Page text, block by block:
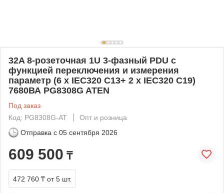
32A 8-розеточная 1U 3-фазный PDU с
функцией переключения и измерения
параметр (6 x IEC320 C13+ 2 x IEC320 C19)
7680ВА PG8308G ATEN
Под заказ
Код: PG8308G-AT
Опт и розница
Отправка с 05 сентября 2026
609 500 ₸
472 760 ₸ от 5 шт.